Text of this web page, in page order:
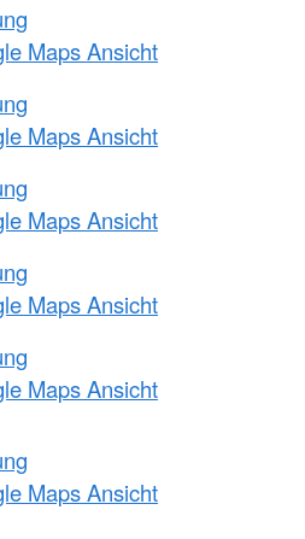
Maps Ansicht
Maps Ansicht
Maps Ansicht
Maps Ansicht
Maps Ansicht
Maps Ansicht